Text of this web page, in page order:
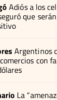
Adiós a los
que
Argentinos
con
La